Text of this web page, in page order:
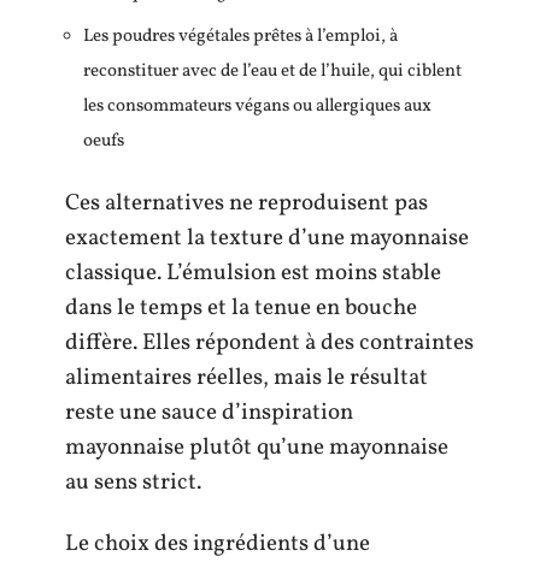
Les poudres végétales prêtes à l’emploi, à
reconstituer avec de l’eau et de l’huile, qui ciblent
les consommateurs végans ou allergiques aux
oeufs
Ces alternatives ne reproduisent pas
exactement la texture d’une mayonnaise
classique. L’émulsion est moins stable
dans le temps et la tenue en bouche
diffère. Elles répondent à des contraintes
alimentaires réelles, mais le résultat
reste une sauce d’inspiration
mayonnaise plutôt qu’une mayonnaise
au sens strict.
Le choix des ingrédients d’une